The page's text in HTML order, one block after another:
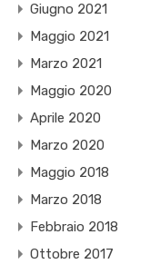
Giugno 2021
Maggio 2021
Marzo 2021
Maggio 2020
Aprile 2020
Marzo 2020
Maggio 2018
Marzo 2018
Febbraio 2018
Ottobre 2017